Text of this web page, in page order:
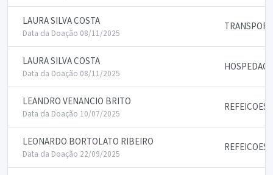
LAURA SILVA COSTA
Data da Doação 08/11/2025
LAURA SILVA COSTA
Data da Doação 08/11/2025
LEANDRO VENANCIO BRITO
Data da Doação 10/07/2025
REFEICOES
LEONARDO BORTOLATO RIBEIRO
Data da Doação 22/09/2025
REFEICOES